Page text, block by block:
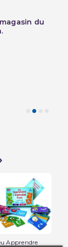
du
Apprendre